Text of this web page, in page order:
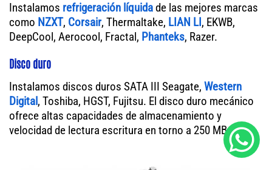
Instalamos refrigeración líquidade las mejores marcas
como NZXT, Corsair, Thermaltake, LIAN LI, EKWB,
DeepCool, Aerocool, Fractal, Phanteks, Razer.
Disco duro
Instalamos discos duros SATA III Seagate, Western
Digital, Toshiba, HGST, Fujitsu. El disco duro mecánico
ofrece altas capacidades de almacenamiento y
velocidad de lectura escritura en torno a 250 MB/s.